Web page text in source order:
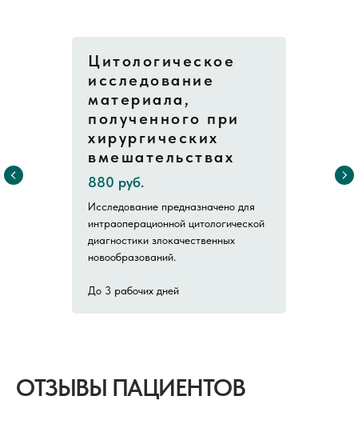
Цитологическое
исследование
материала,
полученного при
хирургических
вмешательствах
880 руб.
Исследование предназначено для
интраоперационной цитологической
диагностики злокачественных
новообразований.
До 3 рабочих дней
ОТЗЫВЫ ПАЦИЕНТОВ